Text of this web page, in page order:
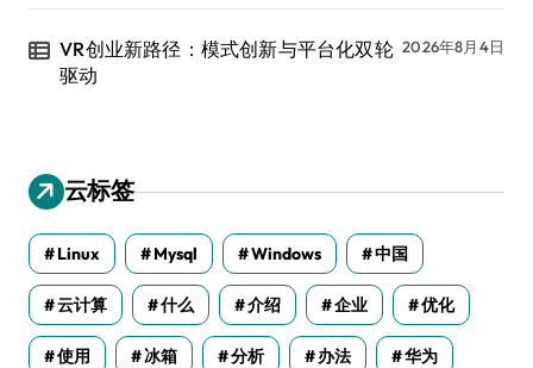
VR创业新路径：模式创新与平台化双轮
驱动
2026年8月4日
云标签
Linux Mysql Windows 中国
云计算 什么 介绍 企业 优化
使用 冰箱 分析 办法 华为